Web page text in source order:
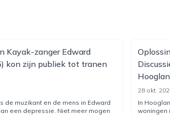
Kayak-zanger Edward
kon zijn publiek tot tranen
de muzikant en de mens in Edward
een depressie. Niet meer mogen
28 okt.
In
woningen